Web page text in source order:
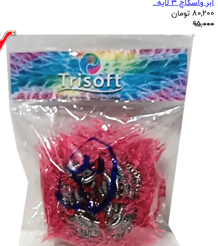
ابر واسکاچ 3 لایه...
80,200 تومان
95,000